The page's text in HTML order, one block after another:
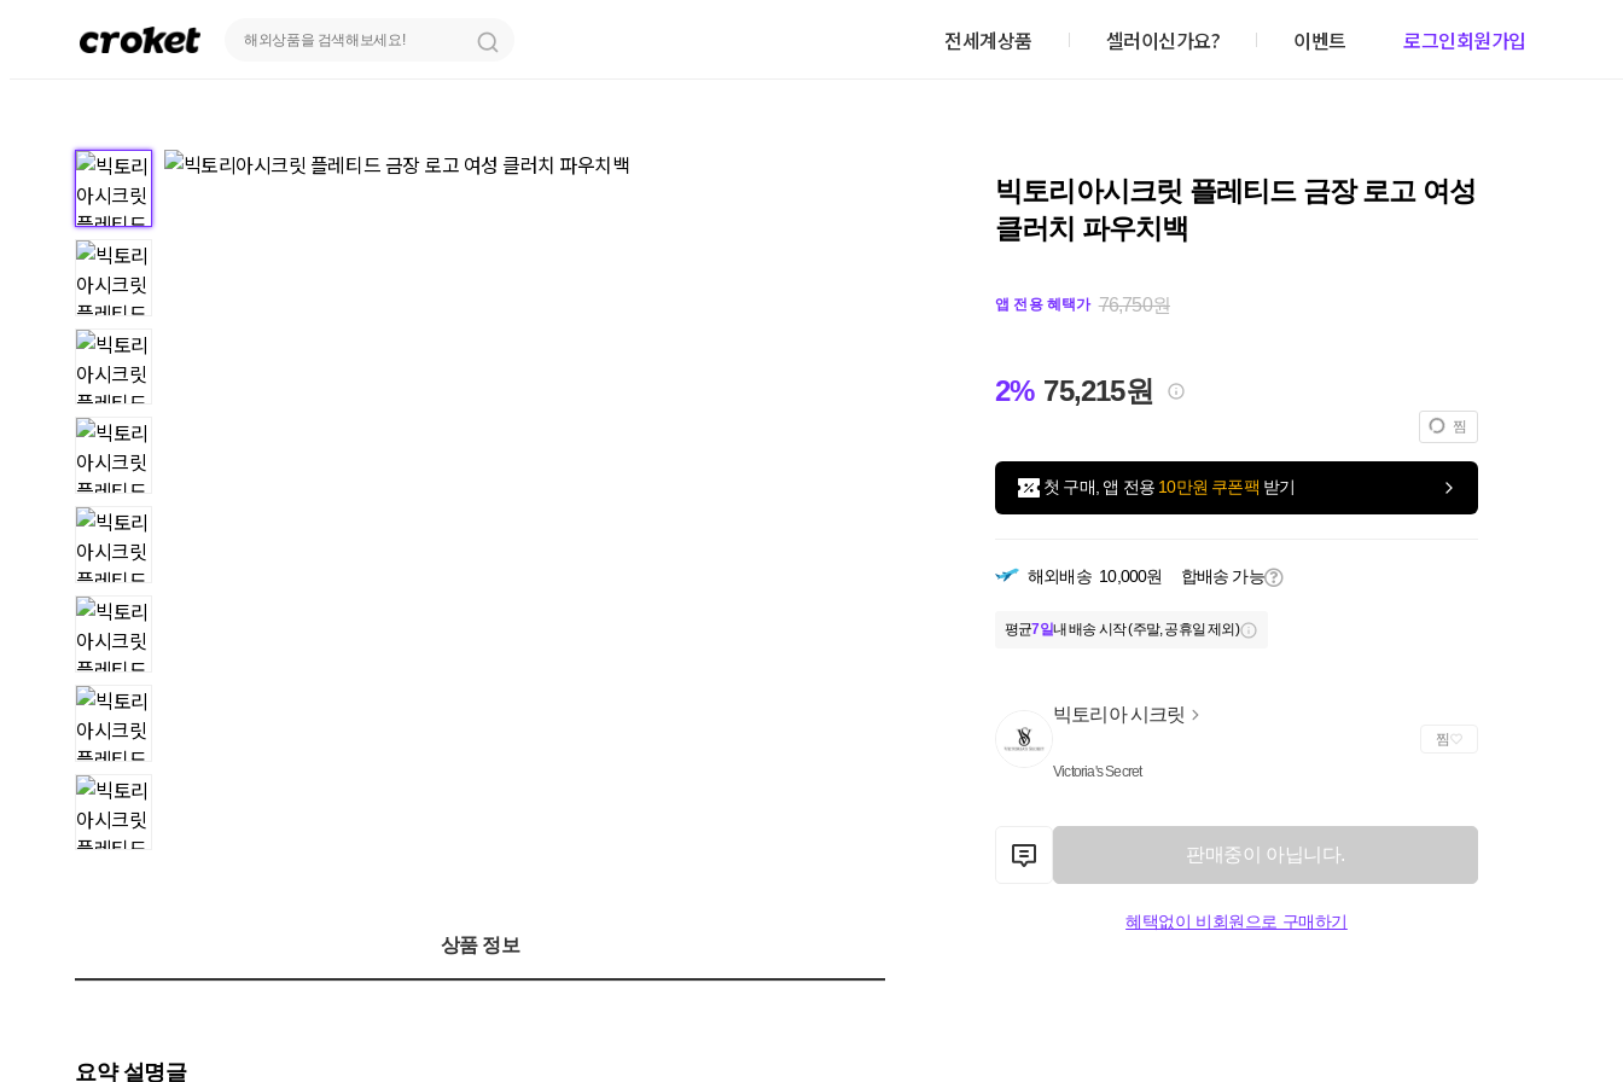
전세계상품 셀러이신가요? 이벤트 로그인회원가입
빅토리아시크릿 플레티드 금장 로고 여성
클러치 파우치백
앱 전용 혜택가 76,750원
2% 75,215원
찜
첫 구매, 앱 전용 10만원 쿠폰팩 받기
해외배송 10,000원 합배송 가능
평균7일내 배송 시작 (주말, 공휴일 제외)
빅토리아 시크릿
Victoria's Secret
찜
판매중이 아닙니다.
혜택없이 비회원으로 구매하기
상품 정보
요약 설명글